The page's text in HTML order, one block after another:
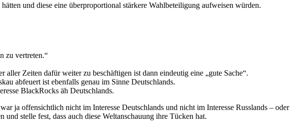
und diese eine überproportional stärkere Wahlbeteiligung aufweisen würden.
zu vertreten.“
Zeiten dafür weiter zu beschäftigen ist dann eindeutig eine „gute Sache“.
abfeuert ist ebenfalls genau im Sinne Deutschlands.
BlackRocks äh Deutschlands.
ja offensichtlich nicht im Interesse Deutschlands und nicht im Interesse Russlands – oder
stelle fest, dass auch diese Weltanschauung ihre Tücken hat.